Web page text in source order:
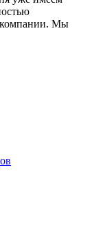
компании. Мы